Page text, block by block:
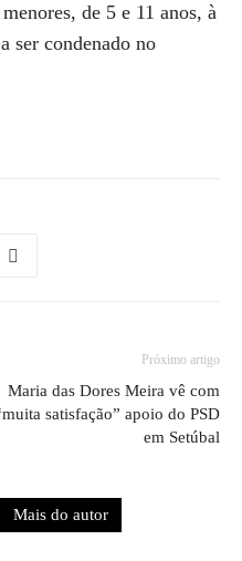
de 5 e 11 anos, à
ser condenado no
Próximo artigo
Maria das Dores Meira vê com
satisfação” apoio do PSD
em Setúbal
Mais do autor